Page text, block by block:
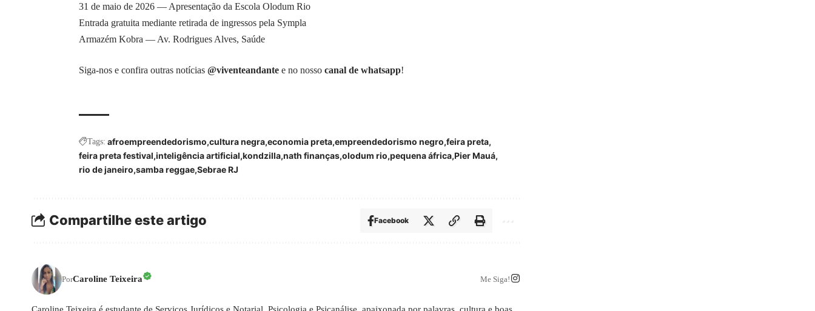
31 de maio de 2026 — Apresentação da Escola Olodum Rio
Entrada gratuita mediante retirada de ingressos pela Sympla
Armazém Kobra — Av. Rodrigues Alves, Saúde
Siga-nos e confira outras notícias @viventeandante e no nosso canal de whatsapp!
Tags: afroempreendedorismo cultura negra economia preta empreendedorismo negro feira preta
feira preta festival inteligência artificial kondzilla nath finanças olodum rio pequena áfrica Pier Mauá
rio de janeiro samba reggae Sebrae RJ
Compartilhe este artigo Facebook
PorCaroline Teixeira Me Siga!
Caroline Teixeira é estudante de Serviços Jurídicos e Notarial, Psicologia e Psicanálise, apaixonada por palavras, cultura e boas